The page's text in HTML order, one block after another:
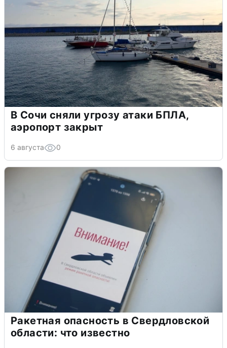
В Сочи сняли угрозу атаки БПЛА,
аэропорт закрыт
6 августа 0
Ракетная опасность в Свердловской
области: что известно